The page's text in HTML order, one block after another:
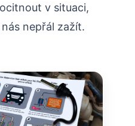
v situaci,
nepřál zažít.